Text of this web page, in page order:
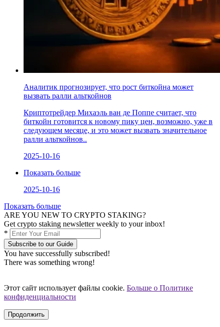
Аналитик прогнозирует, что рост биткойна может
вызвать ралли альткойнов
Криптотрейдер Михаэль ван де Поппе считает, что
биткойн готовится к новому пику цен, возможно, уже в
следующем месяце, и это может вызвать значительное
ралли альткойнов..
2025-10-16
Показать больше
2025-10-16
Показать больше
ARE YOU NEW TO CRYPTO STAKING?
Get crypto staking newsletter weekly to your inbox!
*
Subscribe to our Guide
You have successfully subscribed!
There was something wrong!
Этот сайт использует файлы cookie. Больше о Политике
конфиденциальности
Продолжить